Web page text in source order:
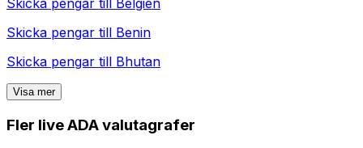
Skicka pengar till
Belgien
Skicka pengar till Benin
Skicka pengar till Bhutan
Visa mer
Fler live ADA valutagrafer